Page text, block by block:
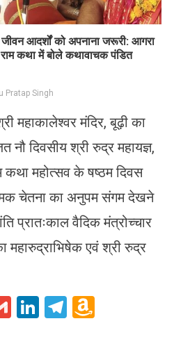
आदर्शों को अपनाना जरूरी: आगरा
कथा में बोले कथावाचक पंडित
Pratap Singh
महाकालेश्वर मंदिर, बूढ़ी का
नौ दिवसीय श्री रुद्र महायज्ञ,
कथा महोत्सव के षष्ठम दिवस
चेतना का अनुपम संगम देखने
प्रातःकाल वैदिक मंत्रोच्चार
महारुद्राभिषेक एवं श्री रुद्र
GmailLinkedIn
Telegram